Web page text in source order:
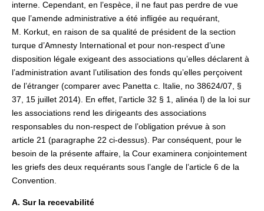
interne. Cependant, en l’espèce, il ne faut pas perdre de vue
que l’amende administrative a été infligée au requérant,
M. Korkut, en raison de sa qualité de président de la section
turque d’Amnesty International et pour non-respect d’une
disposition légale exigeant des associations qu’elles déclarent à
l’administration avant l’utilisation des fonds qu’elles perçoivent
de l’étranger (comparer avec Panetta c. Italie, no 38624/07, §
37, 15 juillet 2014). En effet, l’article 32 § 1, alinéa l) de la loi sur
les associations rend les dirigeants des associations
responsables du non-respect de l’obligation prévue à son
article 21 (paragraphe 22 ci-dessus). Par conséquent, pour le
besoin de la présente affaire, la Cour examinera conjointement
les griefs des deux requérants sous l’angle de l’article 6 de la
Convention.
A. Sur la recevabilité